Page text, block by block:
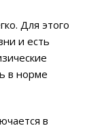
Для этого
и есть
в норме
в